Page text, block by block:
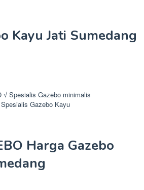
Kayu Jati Sumedang
Gazebo Kayu
Harga Gazebo